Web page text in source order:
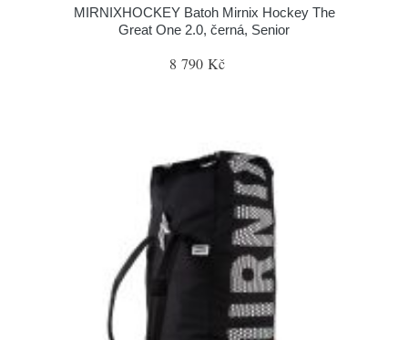
MIRNIXHOCKEY Batoh Mirnix Hockey The
Great One 2.0, černá, Senior
8 790 Kč